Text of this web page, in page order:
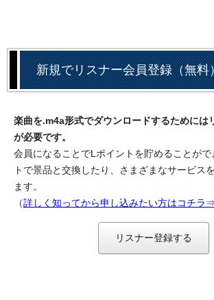
新規でリスナー会員登録（無料
楽曲を.m4a形式でダウンロードするためには
が必要です。
会員になることでLポイントを貯めることが
トで景品と交換したり、さまざまなサービス
ます。
（詳しく知ってから申し込みたい方はコチラ⇒
リスナー登録する